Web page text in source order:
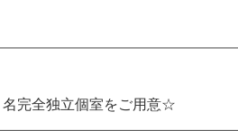
完全独立個室をご用意☆